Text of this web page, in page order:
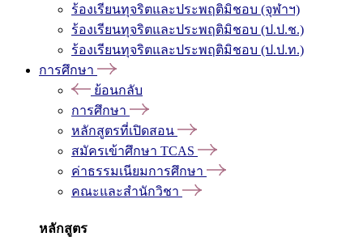
ร้องเรียนทุจริตและประพฤติมิชอบ (จุฬาฯ)
ร้องเรียนทุจริตและประพฤติมิชอบ (ป.ป.ช.)
ร้องเรียนทุจริตและประพฤติมิชอบ (ป.ป.ท.)
การศึกษา
ย้อนกลับ
การศึกษา
หลักสูตรที่เปิดสอน
สมัครเข้าศึกษา TCAS
ค่าธรรมเนียมการศึกษา
คณะและสำนักวิชา
หลักสูตร